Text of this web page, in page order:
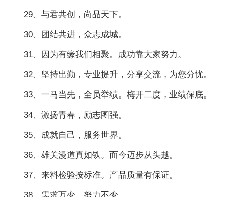
29、与君共创，尚品天下。
30、团结共进，众志成城。
31、因为有缘我们相聚。成功靠大家努力。
32、坚持出勤，专业提升，分享交流，为您分忧。
33、一马当先，全员举绩。梅开二度，业绩保底。
34、激扬青春，励志图强。
35、成就自己，服务世界。
36、雄关漫道真如铁。而今迈步从头越。
37、来料检验按标准。产品质量有保证。